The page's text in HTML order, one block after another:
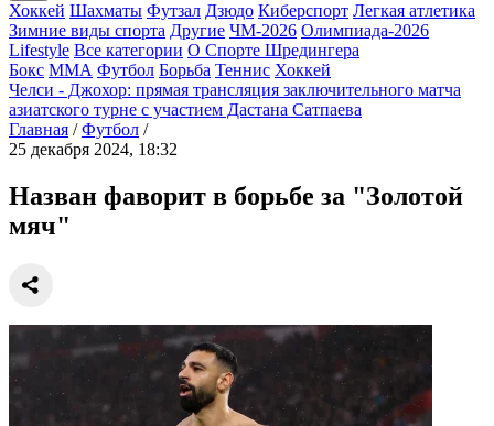
Хоккей Шахматы Футзал Дзюдо Киберспорт Легкая атлетика
Зимние виды спорта Другие ЧМ-2026 Олимпиада-2026
Lifestyle Все категории О Спорте Шредингера
Бокс ММА Футбол Борьба Теннис Хоккей
Челси - Джохор: прямая трансляция заключительного матча
азиатского турне с участием Дастана Сатпаева
Главная / Футбол /
25 декабря 2024, 18:32
Назван фаворит в борьбе за "Золотой
мяч"